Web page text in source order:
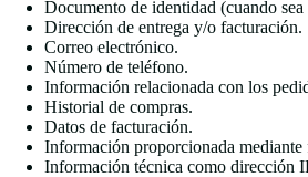
Documento de identidad (cuando sea
Dirección de entrega y/o facturación.
Correo electrónico.
Número de teléfono.
Información relacionada con los
Historial de compras.
Datos de facturación.
Información proporcionada
Información técnica como dirección